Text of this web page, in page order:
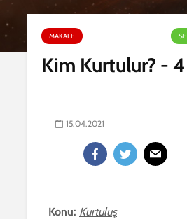
MAKALE
Kim Kurtulur? - 4
15.04.2021
Konu: Kurtuluş